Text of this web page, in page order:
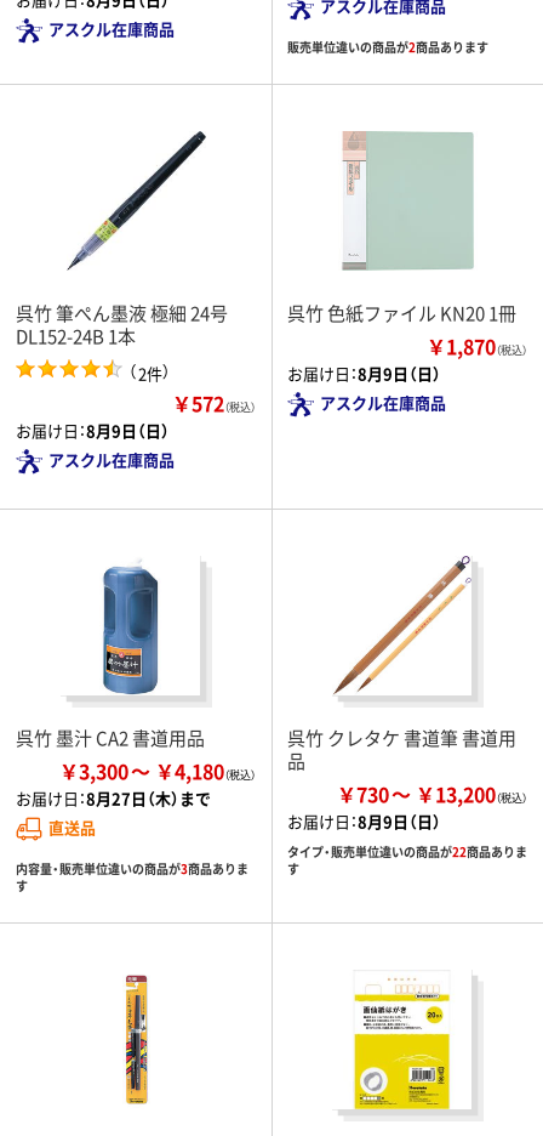
アスクル在庫商品
アスクル在庫商品
販売単位違いの商品が2商品あります
呉竹 筆ぺん墨液 極細 24号
DL152-24B 1本
（2件）
￥572（税込）
お届け日：8月9日（日）
アスクル在庫商品
呉竹 色紙ファイル KN20 1冊
￥1,870（税込）
お届け日：8月9日（日）
アスクル在庫商品
呉竹 墨汁 CA2 書道用品
￥3,300 ￥4,180
お届け日：8月27日（木）まで
直送品
内容量・販売単位違いの商品が3商品ありま
す
呉竹 クレタケ 書道筆 書道用
品
￥730 ￥13,200
お届け日：8月9日（日）
タイプ・販売単位違いの商品が22商品ありま
す